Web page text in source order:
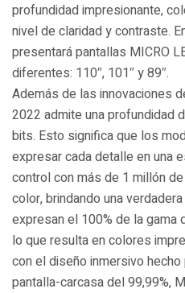
profundidad impresionante,
nivel de claridad y contraste.
presentará pantallas MICRO
diferentes: 110″, 101″ y 89″.
Además de las innovaciones
2022 admite una profundidad
bits. Esto significa que los
expresar cada detalle en una
control con más de 1 millón
color, brindando una
expresan el 100% de la gama
lo que resulta en colores
con el diseño inmersivo
pantalla-carcasa del 99,99%,